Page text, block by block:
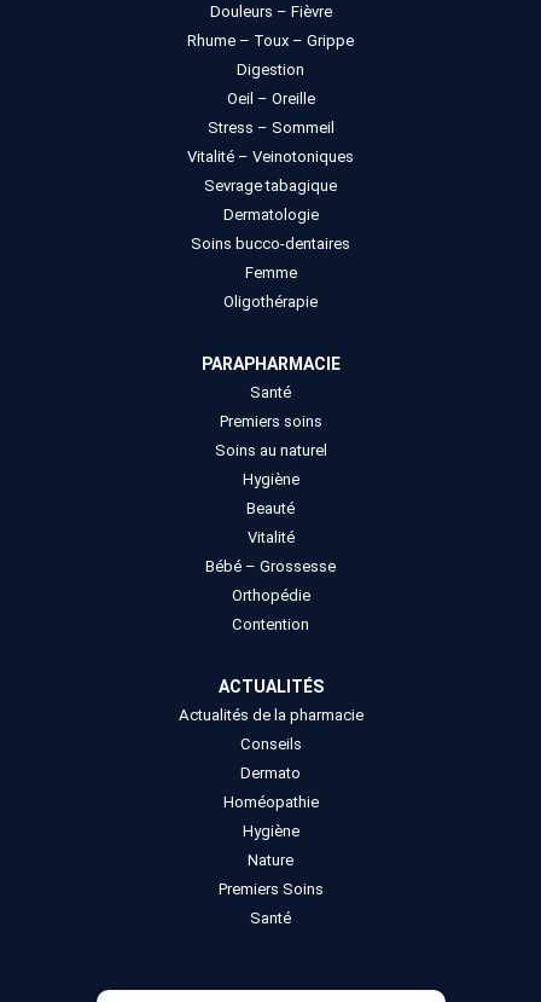
Douleurs – Fièvre
Rhume – Toux – Grippe
Digestion
Oeil – Oreille
Stress – Sommeil
Vitalité – Veinotoniques
Sevrage tabagique
Dermatologie
Soins bucco-dentaires
Femme
Oligothérapie
PARAPHARMACIE
Santé
Premiers soins
Soins au naturel
Hygiène
Beauté
Vitalité
Bébé – Grossesse
Orthopédie
Contention
ACTUALITÉS
Actualités de la pharmacie
Conseils
Dermato
Homéopathie
Hygiène
Nature
Premiers Soins
Santé